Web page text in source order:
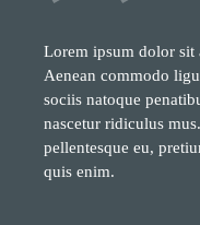
Lorem ipsum dolor sit
Aenean commodo
sociis natoque
nascetur ridiculus
pellentesque eu,
quis enim.